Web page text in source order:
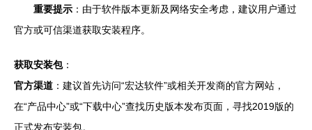
重要提示 ：由于软件版本更新及网络安全考虑，建议用户通过
官方或可信渠道获取安装程序。
获取安装包：
官方渠道 ：建议首先访问“宏达软件”或相关开发商的官方网站，
在“产品中心”或“下载中心”查找历史版本发布页面，寻找2019版的
正式发布安装包。